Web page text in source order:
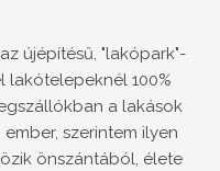
újépítésű, "lakópark"-
lakótelepeknél 100%
a lakások
szerintem ilyen
önszántából, élete